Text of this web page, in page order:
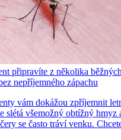
připravíte z několika
nepříjemného zápachu
vám dokážou zpříjemnit
slétá všemožný obtížný hmyz
se často tráví venku.